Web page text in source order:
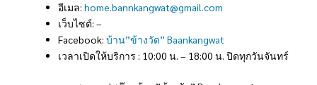
อีเมล: home.bannkangwat@gmail.com
เว็บไซต์: –
Facebook: บ้าน”ข้างวัด” Baankangwat
เวลาเปิดให้บริการ : 10:00 น. – 18:00 น. ปิดทุกวันจันทร์